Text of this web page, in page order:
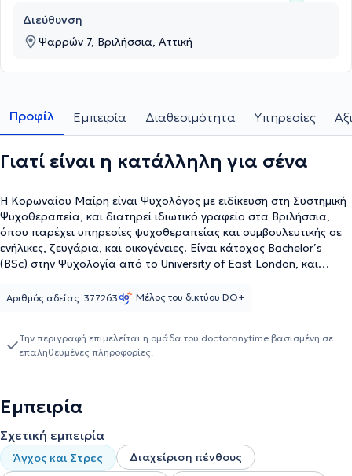
Διεύθυνση
Ψαρρών 7, Βριλήσσια, Αττική
Προφίλ Εμπειρία Διαθεσιμότητα Υπηρεσίες
Γιατί είναι η κατάλληλη για σένα
Η Κορωναίου Μαίρη είναι Ψυχολόγος με ειδίκευση στη Συστημική
Ψυχοθεραπεία, και διατηρεί ιδιωτικό γραφείο στα Βριλήσσια,
όπου παρέχει υπηρεσίες ψυχοθεραπείας και συμβουλευτικής σε
ενήλικες, ζευγάρια, και οικογένειες. Είναι κάτοχος Bachelor’s
(BSc) στην Ψυχολογία από το University of East London, και
από το Hellenic American University. Εξειδικεύεται στη Συστημική
Encephalon, που ενσωματώνει θεωρία συναισθηματικού δεσμού,
αφηγηματική ψυχολογία και νευροεπιστήμες. Η προσέγγιση αυτή
διαμορφώνουν την εμπειρία του ατόμου. Στο πλαίσιο της
θεραπευτικής της έργασιας, αναλαμβάνει ζητήματα που
αφορούν δυσκολίες στις διαπροσωπικές σχέσεις, διαχείριση
άγχους, στρες, θυμού, φοβίες, κρίσεις πανικού, ψυχοσωματικά
συμπτώματα, και κατάθλιψη. Οι συνεδρίες πραγματοποιούνται
Αριθμός αδείας: 377263 Μέλος του δικτύου DO+
Την περιγραφή επιμελείται η ομάδα του doctoranytime βασισμένη σε
επαληθευμένες πληροφορίες.
Εμπειρία
Σχετική εμπειρία
Άγχος και Στρες
Διαχείριση πένθους